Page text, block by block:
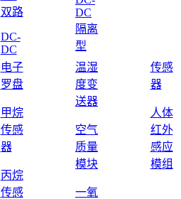
双路
DC-
DC
DC
隔离
型
电子
罗盘
甲烷
传感
器
丙烷
传感
温湿
度变
送器
空气
质量
模块
一氧
传感
器
人体
红外
感应
模组